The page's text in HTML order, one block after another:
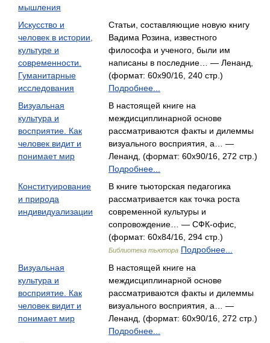
мышления
Искусство и
человек в истории,
культуре и
современности.
Гуманитарные
исследования
Статьи, составляющие новую книгу
Вадима Розина, известного
философа и ученого, были им
написаны в последние… — Ленанд,
(формат: 60x90/16, 240 стр.)
Подробнее...
Визуальная
культура и
восприятие. Как
человек видит и
понимает мир
В настоящей книге на
междисциплинарной основе
рассматриваются факты и дилеммы
визуального восприятия, а… —
Ленанд, (формат: 60x90/16, 272 стр.)
Подробнее...
Конституирование
и природа
индивидуализации
В книге тьюторская педагогика
рассматривается как точка роста
современной культуры и
сопровождение… — СФК-офис,
(формат: 60x84/16, 294 стр.)
Библиотека тьютора Подробнее...
Визуальная
культура и
восприятие. Как
человек видит и
понимает мир
В настоящей книге на
междисциплинарной основе
рассматриваются факты и дилеммы
визуального восприятия, а… —
Ленанд, (формат: 60x90/16, 272 стр.)
Подробнее...